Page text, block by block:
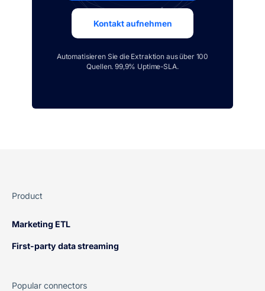
Kontakt aufnehmen
Automatisieren Sie die Extraktion aus über 100
Quellen. 99,9% Uptime-SLA.
Product
Marketing ETL
First-party data streaming
Popular connectors